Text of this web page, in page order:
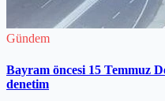
Gündem
Bayram öncesi 15 Temmuz
denetim